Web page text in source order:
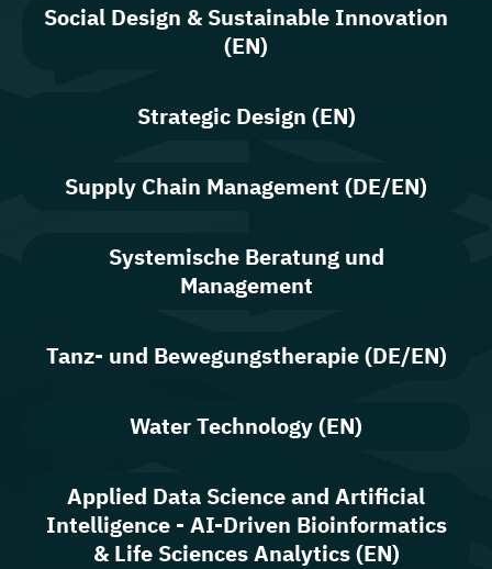
Social Design & Sustainable Innovation
(EN)
Strategic Design (EN)
Supply Chain Management (DE/EN)
Systemische Beratung und
Management
Tanz- und Bewegungstherapie (DE/EN)
Water Technology (EN)
Applied Data Science and Artificial
Intelligence - AI-Driven Bioinformatics
& Life Sciences Analytics (EN)